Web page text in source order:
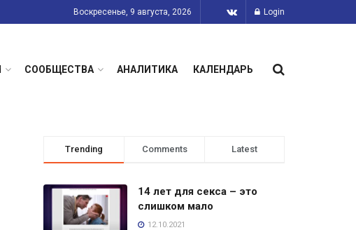
Воскресенье, 9 августа, 2026 Login
СООБЩЕСТВА АНАЛИТИКА КАЛЕНДАРЬ
Trending Comments Latest
14 лет для секса – это
слишком мало
12.10.2021